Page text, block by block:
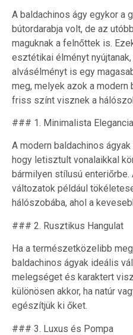
A baldachinos ágy egykor a
bútordarabja volt, de az
maguknak a felnőttek is.
esztétikai élményt
alvásélményt is egy
meg, melyek azok a modern
friss színt visznek a
### 1. Minimalista Elegancia
A modern baldachinos
hogy letisztult vonalaikkal
bármilyen stílusú
változatok például
hálószobába, ahol a
### 2. Rusztikus Hangulat
Ha a természetközelibb
baldachinos ágyak ideális
melegséget és karaktert
különösen akkor, ha natúr
egészítjük ki őket.
### 3. Luxus és Pompa